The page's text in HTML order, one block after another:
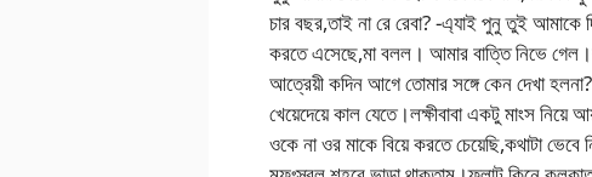
চার বছর,তাই না রে রেবা? -এ্যাই পুনু তুই আমাকে
করতে এসেছে,মা বলল। আমার বাত্তি নিভে
আত্রেয়ী কদিন আগে তোমার সঙ্গে কেন দেখা
খেয়েদেয়ে কাল যেতে।লক্ষীবাবা একটু মাংস
ওকে না ওর মাকে বিয়ে করতে চেয়েছি,কথাটা